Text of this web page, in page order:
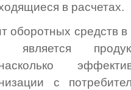
в расчетах.
оборотных средств в
является
с